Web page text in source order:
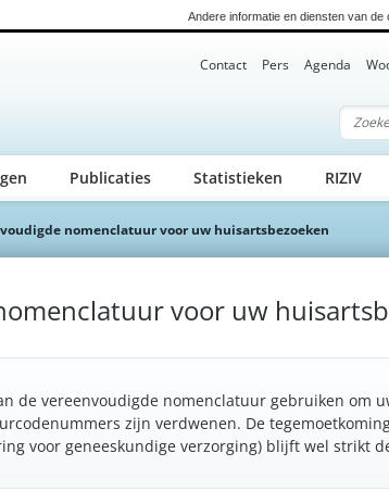
Andere informatie en diensten van de
Contact Pers Agenda
Publicaties Statistieken RIZIV
nomenclatuur voor uw huisartsbezoeken
voor uw
de vereenvoudigde nomenclatuur gebruiken om
zijn verdwenen. De
voor geneeskundige verzorging) blijft wel strikt